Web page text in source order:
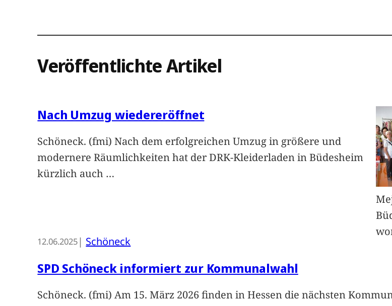
Veröffentlichte Artikel
Nach Umzug wiedereröffnet
Schöneck. (fmi) Nach dem erfolgreichen Umzug in größere und
modernere Räumlichkeiten hat der DRK-Kleiderladen in Büdesheim
kürzlich auch …
12.06.2025| Schöneck
SPD Schöneck informiert zur Kommunalwahl
Schöneck. (fmi) Am 15. März 2026 finden in Hessen die nächsten